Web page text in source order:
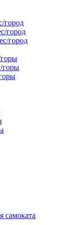
город
город
город
горы
самоката